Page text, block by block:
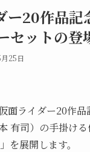
ー20作品
セットの登
25日
面ライダー20作
有司）の手掛け
を展開します。